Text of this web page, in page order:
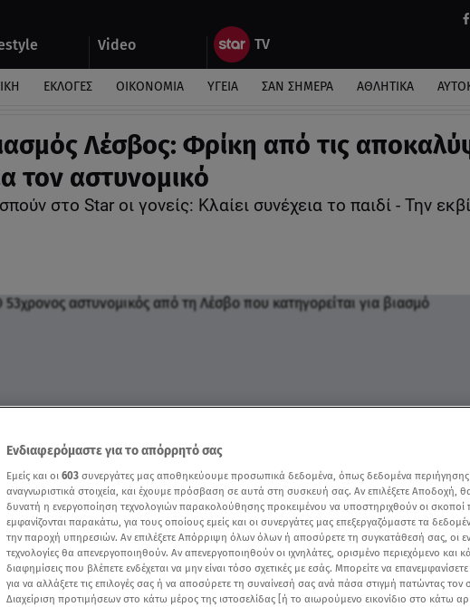
Video
ΕΚΛΟΓΕΣ ΟΙΚΟΝΟΜΙΑ ΥΓΕΙΑ ΣΑΝ ΣΗΜΕΡΑ ΑΘΛΗΤΙΚΑ
Λέσβος: Φρίκη από τις
τον αστυνομικό
στο Star οι γονείς: Κλαίει συνέχεια το παιδί - Την
Ενδιαφερόμαστε για το απόρρητό σας
Εμείς και οι 603 συνεργάτες μας αποθηκεύουμε προσωπικά δεδομένα, όπως δεδομένα
αναγνωριστικά στοιχεία, και έχουμε πρόσβαση σε αυτά στη συσκευή σας. Αν επιλέξετε Αποδοχή,
δυνατή η ενεργοποίηση τεχνολογιών παρακολούθησης προκειμένου να υποστηριχθούν οι σκοποί
εμφανίζονται παρακάτω, για τους οποίους εμείς και οι συνεργάτες μας επεξεργαζόμαστε τα
την παροχή υπηρεσιών. Αν επιλέξετε Απόρριψη όλων όλων ή αποσύρετε τη συγκατάθεσή σας, οι
τεχνολογίες θα απενεργοποιηθούν. Αν απενεργοποιηθούν οι ιχνηλάτες, ορισμένο περιεχόμενο και
διαφημίσεις που βλέπετε ενδέχεται να μην είναι τόσο σχετικές με εσάς. Μπορείτε να
για να αλλάξετε τις επιλογές σας ή να αποσύρετε τη συναίνεσή σας ανά πάσα στιγμή πατώντας τον
Διαχείριση προτιμήσεων στο κάτω μέρος της ιστοσελίδας [ή το αιωρούμενο εικονίδιο στο κάτω